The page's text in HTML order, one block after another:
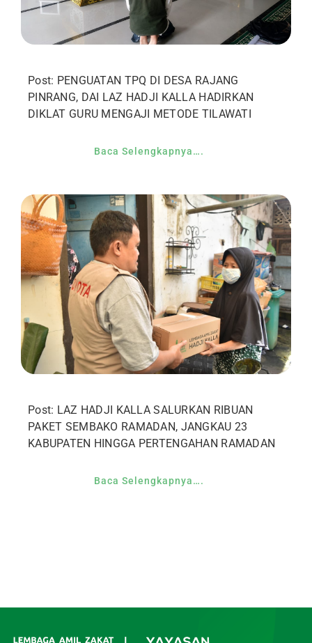
Post: PENGUATAN TPQ DI DESA RAJANG
PINRANG, DAI LAZ HADJI KALLA HADIRKAN
DIKLAT GURU MENGAJI METODE TILAWATI
Baca Selengkapnya….
Post: LAZ HADJI KALLA SALURKAN RIBUAN
PAKET SEMBAKO RAMADAN, JANGKAU 23
KABUPATEN HINGGA PERTENGAHAN RAMADAN
Baca Selengkapnya….